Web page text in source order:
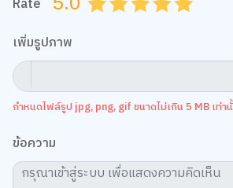
4.5
4.0
3.5
3.0
2.5
2.0
1.5
1.0
0.5
เพิ่มรูปภาพ
กำหนดไฟล์รูป jpg, png, gif ขนาดไม่เกิน 5 MB เท่า
ข้อความ